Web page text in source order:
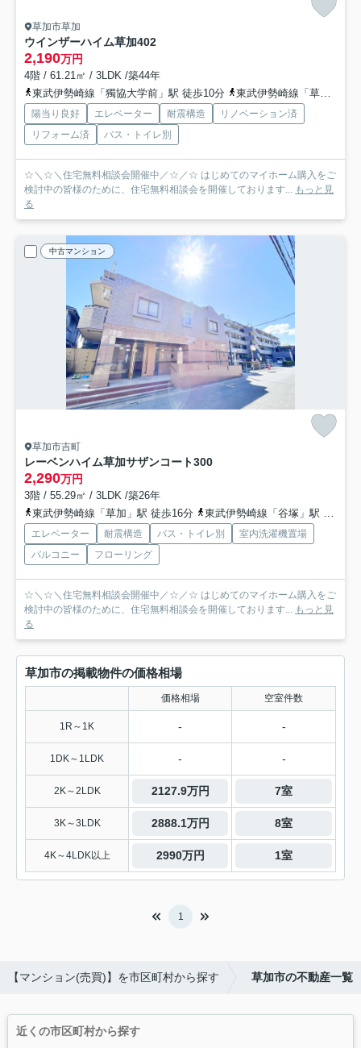
草加市草加
ウインザーハイム草加402
2,190万円
4階 / 61.21㎡ / 3LDK /築44年
東武伊勢崎線「獨協大学前」駅 徒歩10分
東武伊勢崎線「草加」駅 徒歩16分
陽当り良好 エレベーター 耐震構造
リノベーション済
リフォーム済
バス・トイレ別
☆＼☆＼住宅無料相談会開催中／☆／☆ はじめてのマイホーム購入をご
検討中の皆様のために、住宅無料相談会を開催しております... もっと見
る
中古マンション
草加市吉町
レーベンハイム草加サザンコート300
2,290万円
3階 / 55.29㎡ / 3LDK /築26年
東武伊勢崎線「草加」駅 徒歩16分
東武伊勢崎線「谷塚」駅 徒歩20分
エレベーター 耐震構造 バス・トイレ別
室内洗濯機置場
バルコニー
フローリング
☆＼☆＼住宅無料相談会開催中／☆／☆ はじめてのマイホーム購入をご
検討中の皆様のために、住宅無料相談会を開催しております...
もっと見
る
草加市の掲載物件の価格相場
価格相場 空室件数
1R～1K - -
1DK～1LDK - -
2K～2LDK 2127.9万円 7室
3K～3LDK 2888.1万円 8室
4K～4LDK以上 2990万円 1室
1
【マンション(売買)】を市区町村から探す 草加市の不動産一覧
近くの市区町村から探す